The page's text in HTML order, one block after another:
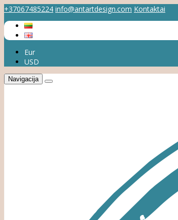
+37067485224 info@antartdesign.com Kontaktai
Eur
USD
Navigacija